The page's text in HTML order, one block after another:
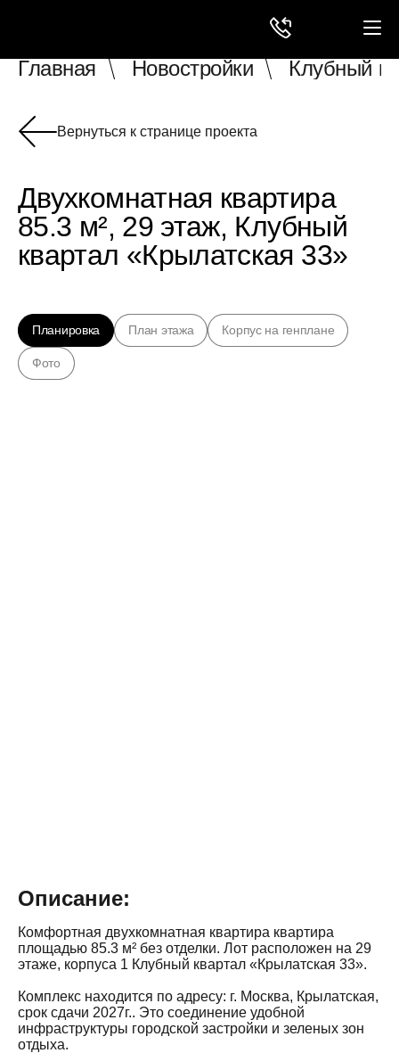
Главная Новостройки Клубный
Вернуться к странице проекта
Двухкомнатная квартира
85.3 м², 29 этаж, Клубный
квартал «Крылатская 33»
Планировка План этажа Корпус на генплане
Фото
Описание:
Комфортная двухкомнатная квартира квартира
площадью 85.3 м² без отделки. Лот расположен на 29
этаже, корпуса 1 Клубный квартал «Крылатская 33».
Комплекс находится по адресу: г. Москва, Крылатская,
срок сдачи 2027г.. Это соединение удобной
инфраструктуры городской застройки и зеленых зон
отдыха.